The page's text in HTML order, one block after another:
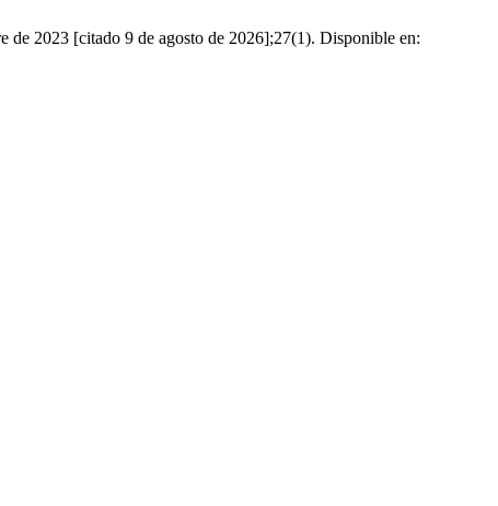
2023 [citado 9 de agosto de 2026];27(1). Disponible en: